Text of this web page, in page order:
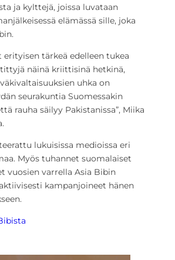
ja kylttejä, joissa luvataan
elämässä sille, joka
erityisen tärkeä edelleen tukea
näinä kriittisinä hetkinä,
uhka on
seurakuntia Suomessakin
rauha säilyy Pakistanissa”, Miika
lukuisissa medioissa eri
Myös tuhannet suomalaiset
vuosien varrella Asia Bibin
kampanjoineet hänen